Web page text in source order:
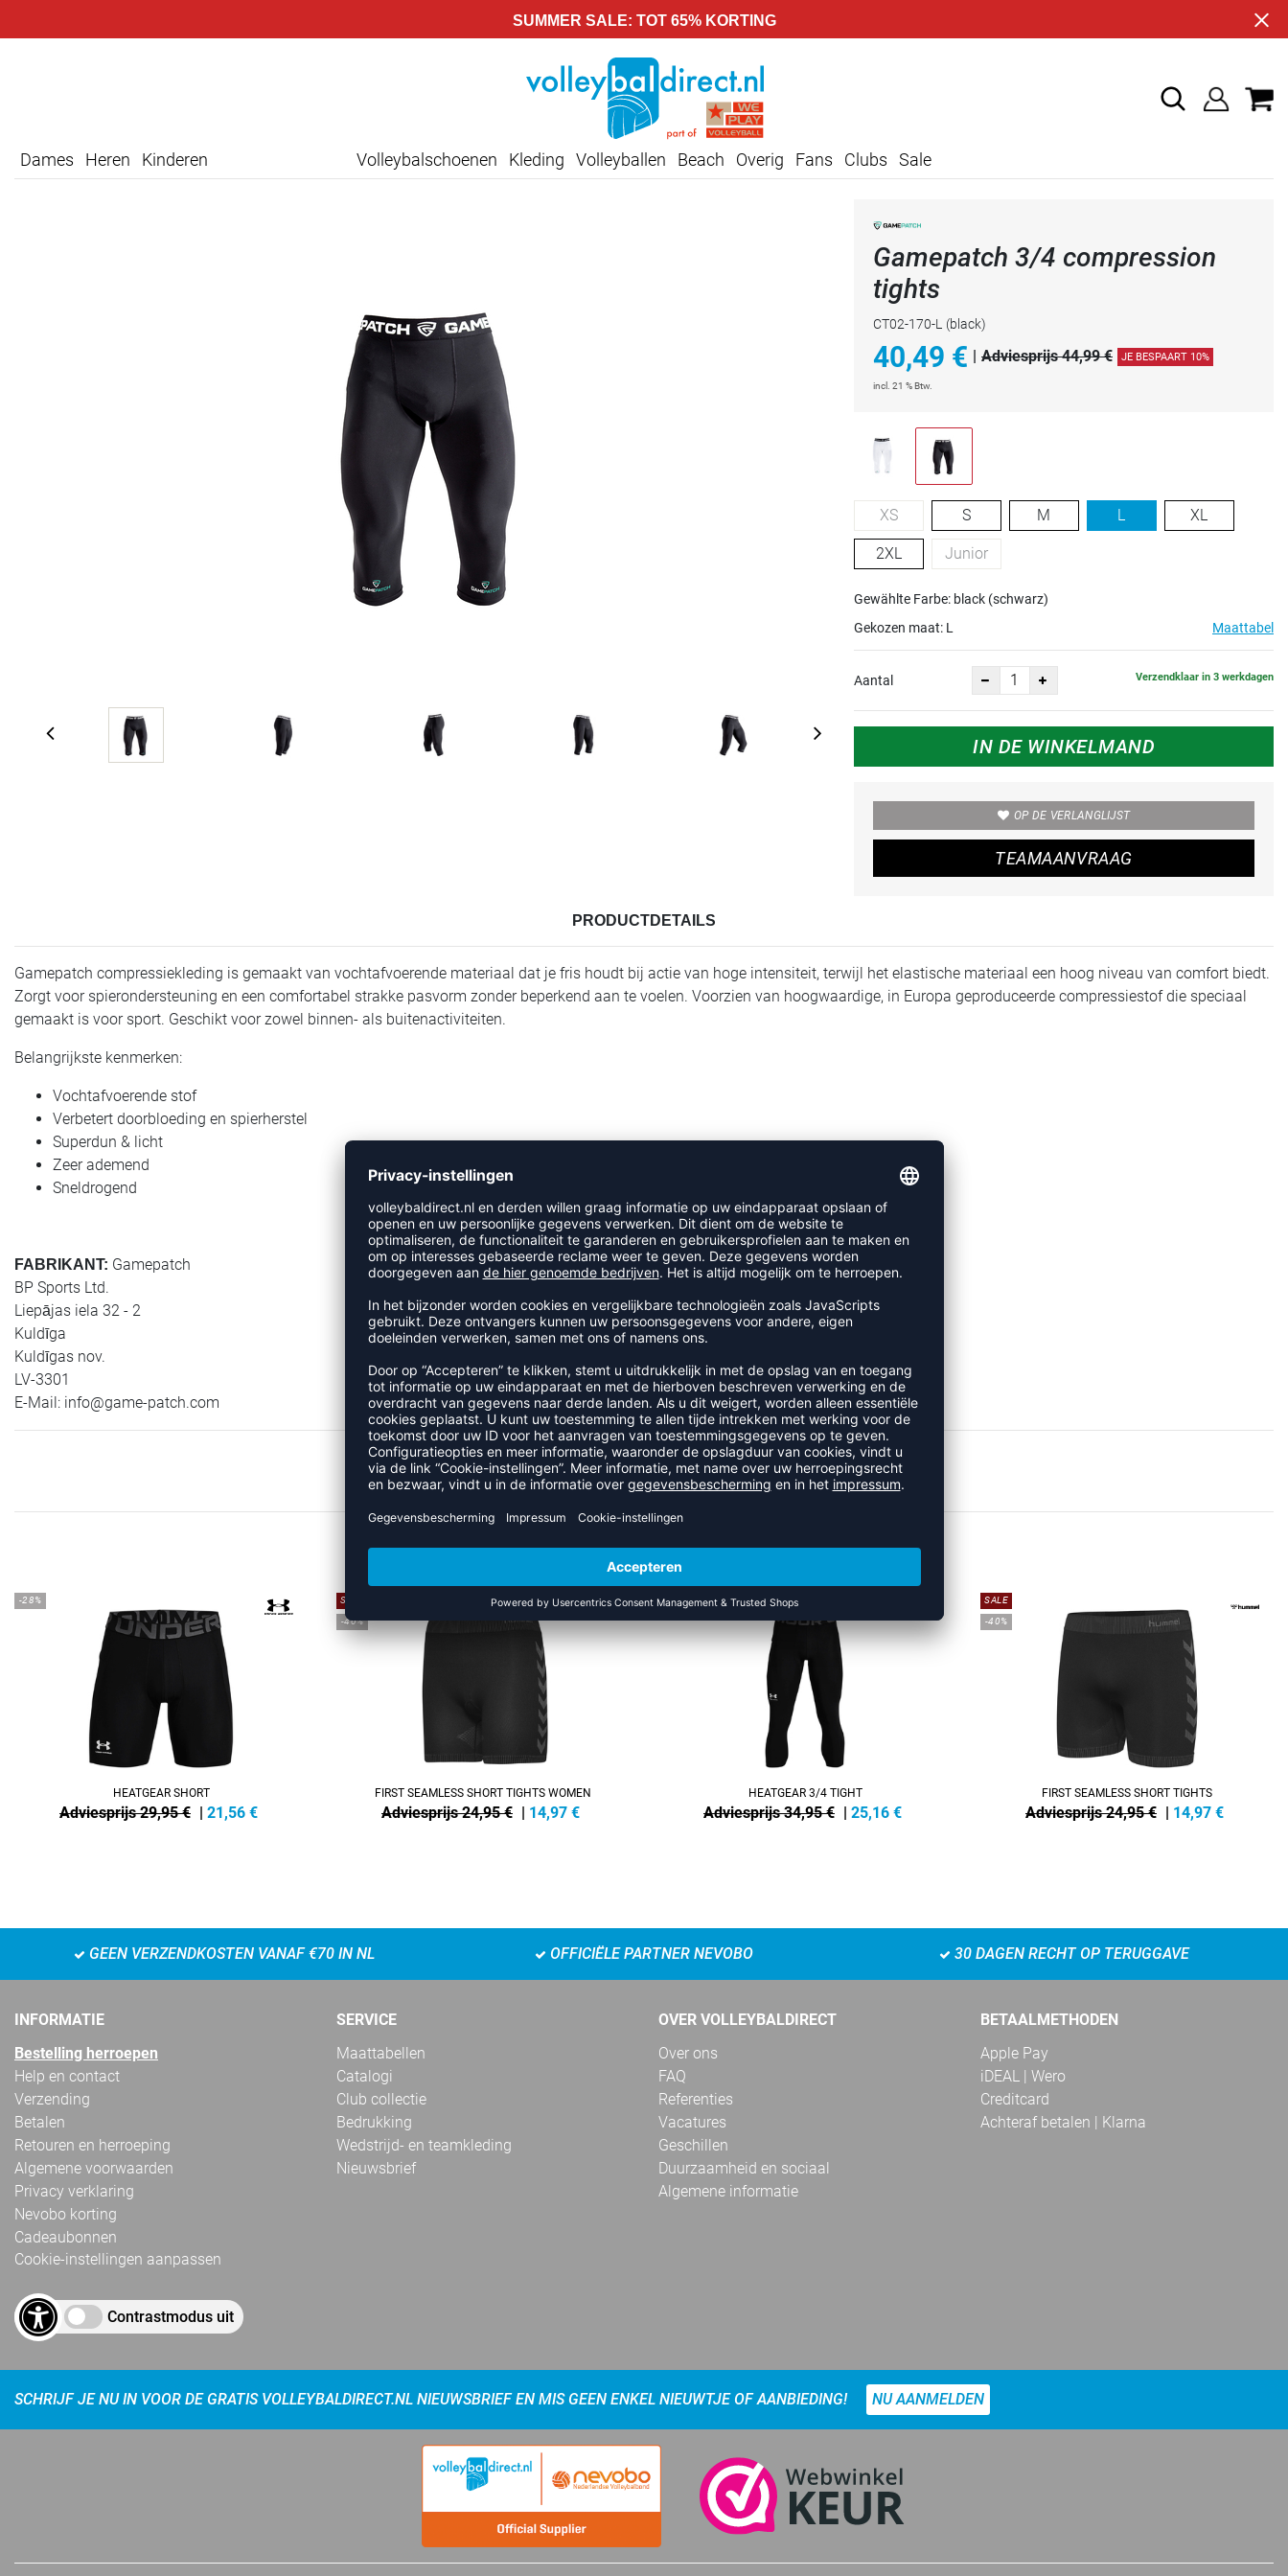
SUMMER SALE: TOT 65% KORTING
Dames Heren Kinderen Volleybalschoenen Kleding Volleyballen Beach Overig Fans Clubs Sale
Gamepatch 3/4 compression
tights
CT02-170-L (black)
40,49 € Adviesprijs 44,99 € JE BESPAART 10%
incl. 21 % Btw.
XS S M L XL
2XL Junior
Gewählte Farbe: black (schwarz)
Gekozen maat: L Maattabel
Aantal Verzendklaar in 3 werkdagen
IN DE WINKELMAND
OP DE VERLANGLIJST
TEAMAANVRAAG
PRODUCTDETAILS
Gamepatch compressiekleding is gemaakt van vochtafvoerende materiaal dat je fris houdt bij actie van hoge intensiteit, terwijl het elastische materiaal een hoog niveau van comfort biedt.
Zorgt voor spierondersteuning en een comfortabel strakke pasvorm zonder beperkend aan te voelen. Voorzien van hoogwaardige, in Europa geproduceerde compressiestof die speciaal
gemaakt is voor sport. Geschikt voor zowel binnen- als buitenactiviteiten.
Belangrijkste kenmerken:
Vochtafvoerende stof
Verbetert doorbloeding en spierherstel
Superdun & licht
Zeer ademend
Sneldrogend
FABRIKANT: Gamepatch
BP Sports Ltd.
Liepājas iela 32 - 2
Kuldīga
Kuldīgas nov.
LV-3301
E-Mail: info@game-patch.com
RECENT BEKEKEN
MEER UIT DE CATEGORIE BROEKEN
-28%
HEATGEAR SHORT
Adviesprijs 29,95 € | 21,56 €
SALE
-40%
FIRST SEAMLESS SHORT TIGHTS WOMEN
Adviesprijs 24,95 € | 14,97 €
-28%
HEATGEAR 3/4 TIGHT
Adviesprijs 34,95 € | 25,16 €
SALE
-40%
FIRST SEAMLESS SHORT TIGHTS
Adviesprijs 24,95 € | 14,97 €
GEEN VERZENDKOSTEN VANAF €70 IN NL OFFICIËLE PARTNER NEVOBO 30 DAGEN RECHT OP TERUGGAVE
INFORMATIE
Bestelling herroepen
Help en contact
Verzending
Betalen
Retouren en herroeping
Algemene voorwaarden
Privacy verklaring
Nevobo korting
Cadeaubonnen
Cookie-instellingen aanpassen
Contrastmodus uit
SERVICE
Maattabellen
Catalogi
Club collectie
Bedrukking
Wedstrijd- en teamkleding
Nieuwsbrief
OVER VOLLEYBALDIRECT
Over ons
FAQ
Referenties
Vacatures
Geschillen
Duurzaamheid en sociaal
Algemene informatie
BETAALMETHODEN
Apple Pay
iDEAL | Wero
Creditcard
Achteraf betalen | Klarna
SCHRIJF JE NU IN VOOR DE GRATIS VOLLEYBALDIRECT.NL NIEUWSBRIEF EN MIS GEEN ENKEL NIEUWTJE OF AANBIEDING! NU AANMELDEN